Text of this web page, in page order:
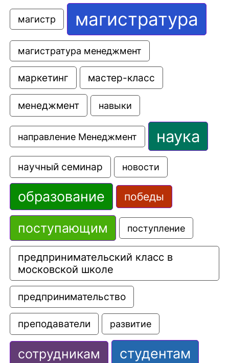
магистр магистратура
магистратура менеджмент
маркетинг мастер-класс
менеджмент навыки
направление Менеджмент наука
научный семинар новости
образование победы
поступающим поступление
предпринимательский класс в
московской школе
предпринимательство
преподаватели развитие
сотрудникам студентам